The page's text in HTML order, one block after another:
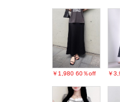
￥1,980 60％off ￥